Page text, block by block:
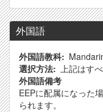
外国語
外国語教科
選択方法 上記はす
外国語備考
EEPに配属になった
られます。